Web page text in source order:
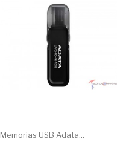
Memorias USB Adata...